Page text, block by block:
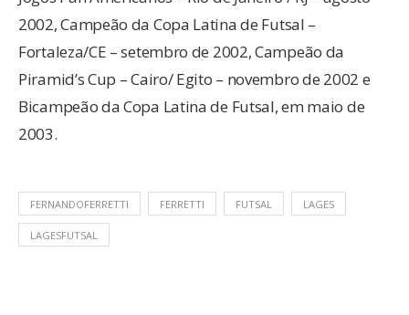
2002, Campeão da Copa Latina de Futsal –
Fortaleza/CE – setembro de 2002, Campeão da
Piramid’s Cup – Cairo/ Egito – novembro de 2002 e
Bicampeão da Copa Latina de Futsal, em maio de
2003.
FERNANDOFERRETTI FERRETTI FUTSAL LAGES
LAGESFUTSAL